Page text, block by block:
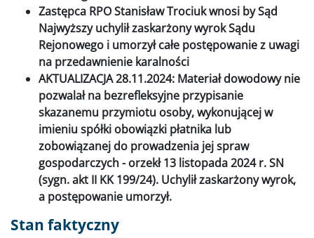
Zastępca RPO Stanisław Trociuk wnosi by Sąd
Najwyższy uchylił zaskarżony wyrok Sądu
Rejonowego i umorzył całe postępowanie z uwagi
na przedawnienie karalności
AKTUALIZACJA 28.11.2024: Materiał dowodowy nie
pozwalał na bezrefleksyjne przypisanie
skazanemu przymiotu osoby, wykonującej w
imieniu spółki obowiązki płatnika lub
zobowiązanej do prowadzenia jej spraw
gospodarczych - orzekł 13 listopada 2024 r. SN
(sygn. akt II KK 199/24). Uchylił zaskarżony wyrok,
a postępowanie umorzył.
Stan faktyczny